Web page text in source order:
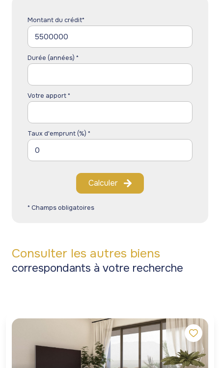
Montant du crédit*
Durée (années) *
Votre apport *
Taux d'emprunt (%) *
Calculer
* Champs obligatoires
Consulter les autres biens
correspondants à votre recherche